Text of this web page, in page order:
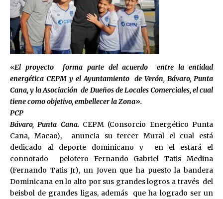
«El proyecto forma parte del acuerdo entre la entidad
energética CEPM y el Ayuntamiento de Verón, Bávaro, Punta
Cana, y la Asociación de Dueños de Locales Comerciales, el cual
tiene como objetivo, embellecer la Zona».
PCP
Bávaro, Punta Cana. CEPM (Consorcio Energético Punta
Cana, Macao), anuncia su tercer Mural el cual está
dedicado al deporte dominicano y en el estará el
connotado pelotero Fernando Gabriel Tatis Medina
(Fernando Tatis Jr), un Joven que ha puesto la bandera
Dominicana en lo alto por sus grandes logros a través del
beisbol de grandes ligas, además que ha logrado ser un